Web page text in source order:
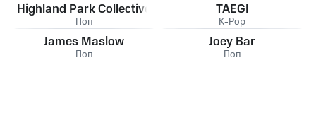
Highland Park Collective
Поп
TAEGI
K-Pop
James Maslow
Поп
Joey Bar
Поп